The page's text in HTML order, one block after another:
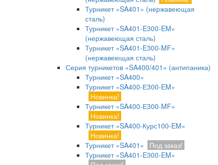
Турникет «SA401» (нержавеющая
сталь)
Турникет «SA401-E300-EM»
(нержавеющая сталь)
Турникет «SA401-E300-MF»
(нержавеющая сталь)
Серия турникетов «SA400/401» (антипаника)
Турникет «SA400»
Турникет «SA400-Е300-EM»
Новинка!
Турникет «SA400-Е300-MF»
Новинка!
Турникет «SA400-Курс100-EM»
Новинка!
Турникет «SA401»
Под заказ!
Турникет «SA401-E300-EM»